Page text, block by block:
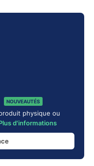
NOUVEAUTÉS
physique ou
d'informations